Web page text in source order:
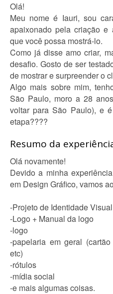
Olá!
Meu nome é Iauri, sou
apaixonado pela criação e
que você possa mostrá-lo.
Como já disse amo criar,
desafio. Gosto de ser
de mostrar e surpreender o
Algo mais sobre mim,
São Paulo, moro a 28
voltar para São Paulo), e
etapa????
Resumo da
Olá novamente!
Devido a minha
em Design Gráfico, vamos
-Projeto de Identidade Visual
-Logo + Manual da logo
-logo
-papelaria em geral
etc)
-rótulos
-mídia social
-e mais algumas coisas.